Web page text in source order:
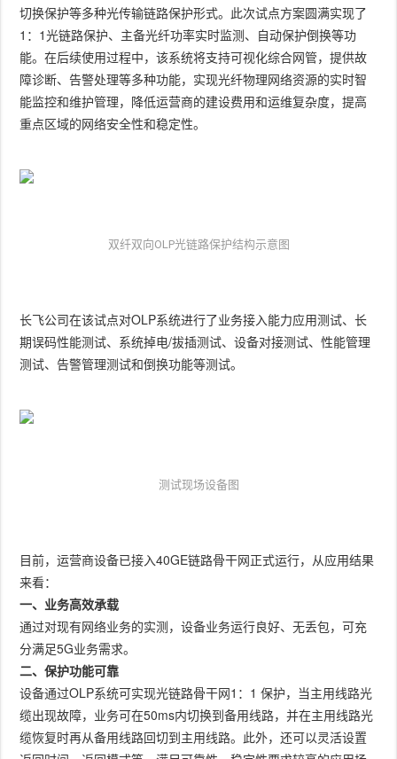
切换保护等多种光传输链路保护形式。此次试点方案圆满实现了
1：1光链路保护、主备光纤功率实时监测、自动保护倒换等功
能。在后续使用过程中，该系统将支持可视化综合网管，提供故
障诊断、告警处理等多种功能，实现光纤物理网络资源的实时智
能监控和维护管理，降低运营商的建设费用和运维复杂度，提高
重点区域的网络安全性和稳定性。
双纤双向OLP光链路保护结构示意图
长飞公司在该试点对OLP系统进行了业务接入能力应用测试、长
期误码性能测试、系统掉电/拔插测试、设备对接测试、性能管理
测试、告警管理测试和倒换功能等测试。
测试现场设备图
目前，运营商设备已接入40GE链路骨干网正式运行，从应用结果
来看：
一、业务高效承载
通过对现有网络业务的实测，设备业务运行良好、无丢包，可充
分满足5G业务需求。
二、保护功能可靠
设备通过OLP系统可实现光链路骨干网1：1 保护，当主用线路光
缆出现故障，业务可在50ms内切换到备用线路，并在主用线路光
缆恢复时再从备用线路回切到主用线路。此外，还可以灵活设置